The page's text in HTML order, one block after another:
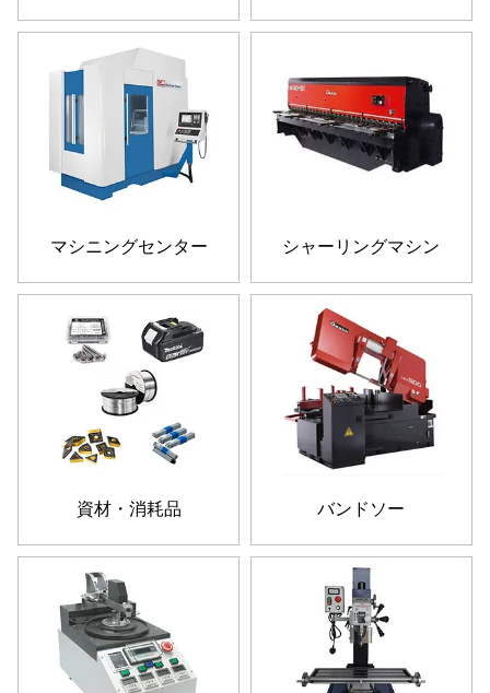
マシニングセンター シャーリングマシン
資材・消耗品 バンドソー